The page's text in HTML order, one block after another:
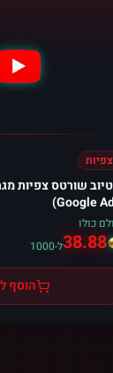
צפיות
שורטס צפיות
Google
כולו
38.88ל-1000
הוסף